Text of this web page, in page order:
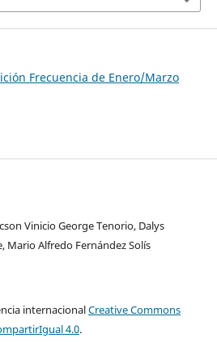
Frecuencia de Enero/Marzo
Vinicio George Tenorio, Dalys
Mario Alfredo Fernández Solís
internacionalCreative Commons
4.0.